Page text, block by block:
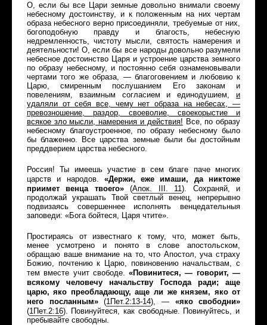
О, если бы все Цари земные довольно внимали своему
небесному достоинству, и к положенным на них чертам
образа небесного верно присоединяли, требуемые от них,
богоподобную правду и благость, небесную
недремленность, чистоту мысли, святость намерения и
деятельности! О, если бы все народы довольно разумели
небесное достоинство Царя и устроение царства земного
по образу небесному, и постоянно себя ознаменовывали
чертами того же образа, — благоговением и любовию к
Царю, смиренным послушанием Его законам и
повелениям, взаимным согласием и единодушием,и
удаляли от себя все, чему нет образа на небесах, —
превозношение, раздор, своеволие, своекорыстие и
всякое зло мысли, намерения и действия! Все, по образу
небесному благоустроенное, по образу небесному было
бы блаженно. Все царства земные были бы достойным
преддверием царства небесного.
Россия! Ты имеешь участие в сем благе паче многих
царств и народов. «Держи, еже имаши, да никтоже
приимет венца твоего»(Апок . 11).
Сохраняй, и
продолжай украшать Твой светлый венец, непрерывно
подвизаясь совершеннее исполнять венцедательныя
заповеди: «Бога бойтеся, Царя чтите».
Простираясь от известнаго к тому, что, может быть,
менее усмотрено и понято в слове апостольском,
обращаю ваше внимание на то, что Апостол, уча страху
Божию, почтению к Царю, повиновению начальствам, с
тем вместе учит свободе.«Повинитеся, — говорит, —
всякому человечу начальству Господа ради; аще
царю, яко преобладающу, аще ли же князем, яко от
него посланным»(1 Пет.2:13-14), — «яко свободни»
(1 Пет.2:16).
Повинуйтеся, как свободные. Повинуйтесь, и
пребывайте свободны.